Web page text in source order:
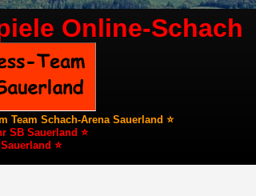
Online-Schach
Team Schach-Arena Sauerland ⭐
SB Sauerland ⭐
⭐